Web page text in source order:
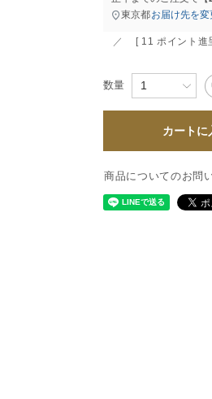
チョコレート
すべて
すべて
すべて
東京都お届け先を変
[ 11 ポイント進
カートに
商品についてのお問